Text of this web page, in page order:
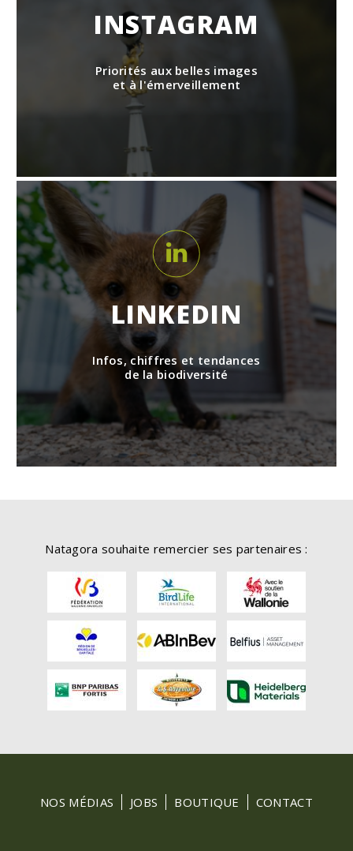
INSTAGRAM
Priorités aux belles images
et à l'émerveillement
LINKEDIN
Infos, chiffres et tendances
de la biodiversité
Natagora souhaite remercier ses partenaires :
FOOTER
MENU
NOS MÉDIAS JOBS BOUTIQUE CONTACT